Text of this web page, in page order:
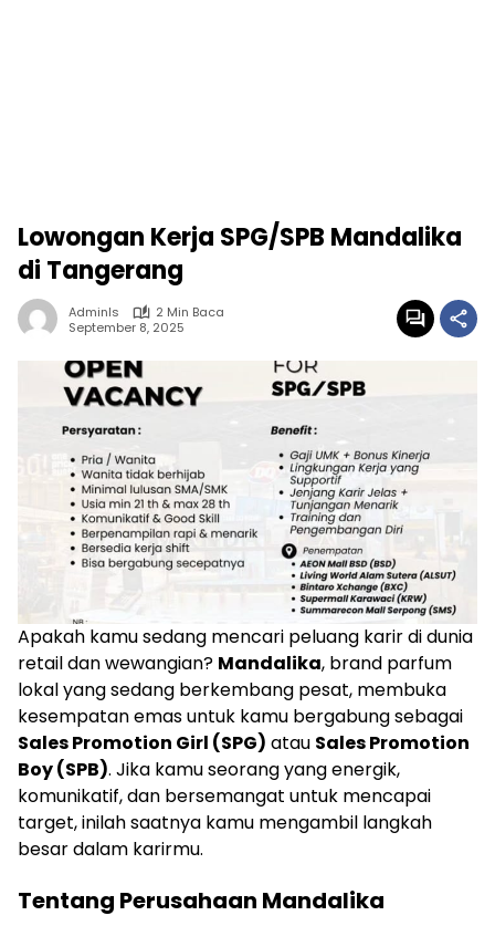
Lowongan Kerja SPG/SPB Mandalika
di Tangerang
Adminls
2 Min Baca
September 8, 2025
Apakah kamu sedang mencari peluang karir di dunia
retail dan wewangian? Mandalika, brand parfum
lokal yang sedang berkembang pesat, membuka
kesempatan emas untuk kamu bergabung sebagai
Sales Promotion Girl (SPG) atau Sales Promotion
Boy (SPB). Jika kamu seorang yang energik,
komunikatif, dan bersemangat untuk mencapai
target, inilah saatnya kamu mengambil langkah
besar dalam karirmu.
Tentang Perusahaan Mandalika